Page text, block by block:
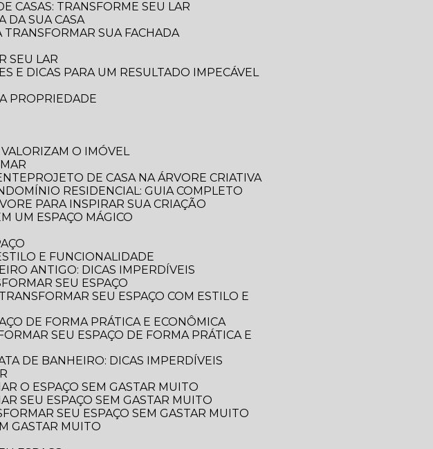
CASAS: TRANSFORME SEU LAR
DA SUA CASA
TRANSFORMAR SUA FACHADA
SEU LAR
E DICAS PARA UM RESULTADO IMPECÁVEL
PROPRIEDADE
VALORIZAM O IMÓVEL
PROJETO DE CASA NA ÁRVORE CRIATIVA
RESIDENCIAL: GUIA COMPLETO
PARA INSPIRAR SUA CRIAÇÃO
UM ESPAÇO MÁGICO
E FUNCIONALIDADE
ANTIGO: DICAS IMPERDÍVEIS
SEU ESPAÇO
DE FORMA PRÁTICA E ECONÔMICA
DE BANHEIRO: DICAS IMPERDÍVEIS
O ESPAÇO SEM GASTAR MUITO
SEU ESPAÇO SEM GASTAR MUITO
SEU ESPAÇO SEM GASTAR MUITO
GASTAR MUITO